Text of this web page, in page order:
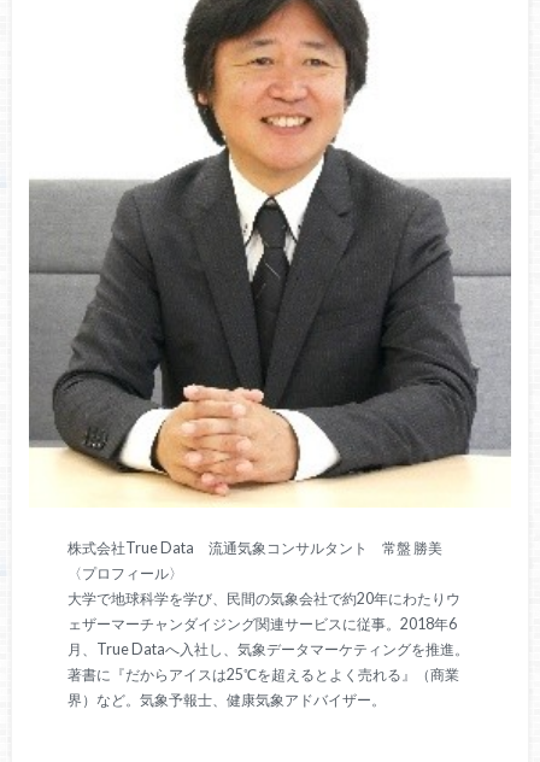
株式会社True Data 流通気象コンサルタント 常盤 勝美
〈プロフィール〉
大学で地球科学を学び、民間の気象会社で約20年にわたりウ
ェザーマーチャンダイジング関連サービスに従事。2018年6
月、True Dataへ入社し、気象データマーケティングを推進。
著書に『だからアイスは25℃を超えるとよく売れる』（商業
界）など。気象予報士、健康気象アドバイザー。